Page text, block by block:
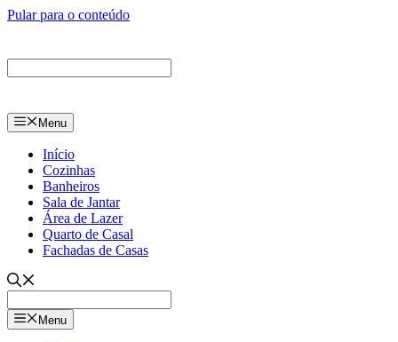
Pular para o conteúdo
Menu
Início
Cozinhas
Banheiros
Sala de Jantar
Área de Lazer
Quarto de Casal
Fachadas de Casas
Menu